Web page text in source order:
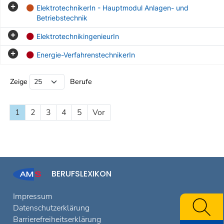
ElektrotechnikerIn - Hauptmodul Anlagen- und
Betriebstechnik
ElektrotechnikingenieurIn
Energie-VerfahrenstechnikerIn
Zeige Berufe
1 2 3 4 5 Vor
BERUFSLEXIKON
Impressum
Datenschutzerklärung
Barrierefreiheitserklärung